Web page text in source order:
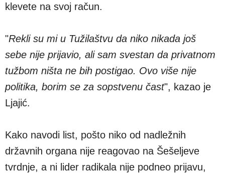
klevete na svoj račun.
"Rekli su mi u Tužilaštvu da niko nikada još
sebe nije prijavio, ali sam svestan da privatnom
tužbom ništa ne bih postigao. Ovo više nije
politika, borim se za sopstvenu čast", kazao je
Ljajić.
Kako navodi list, pošto niko od nadležnih
državnih organa nije reagovao na Šešeljeve
tvrdnje, a ni lider radikala nije podneo prijavu,